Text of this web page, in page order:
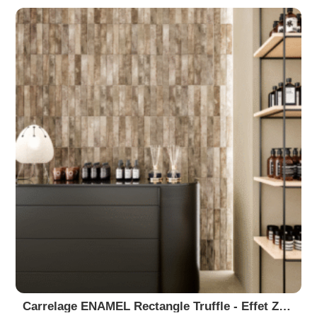
Carrelage ENAMEL Rectangle Truffle - Effet Zellige, Faïence Murale